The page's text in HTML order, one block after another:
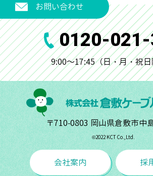
お問い合わせ
0120-
9:00～17:45（日・月・祝
〒710-0803 岡山県倉敷市中
©︎2022 KCT Co.,Ltd.
会社案内 採